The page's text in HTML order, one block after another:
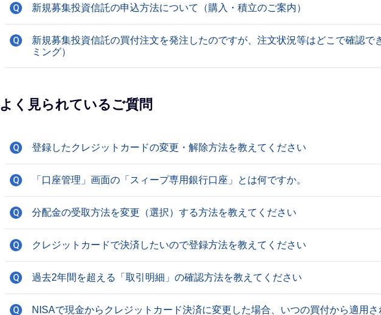
Q 新規募集投資信託の申込方法について（購入・積立のご案内）
Q
新規募集投資信託の買付注文を発注したのですが、注文状況等はどこで確認で
ミング）
よく見られているご質問
Q 登録したクレジットカードの変更・解除方法を教えてください
Q 「口座管理」画面の「スィープ専用銀行口座」とは何ですか。
Q 分配金の受取方法を変更（選択）する方法を教えてください
Q クレジットカードで決済したいので登録方法を教えてください
Q 過去2年間を超える「取引明細」の確認方法を教えてください
Q NISAで現金からクレジットカード決済に変更した場合、いつの買付から適用